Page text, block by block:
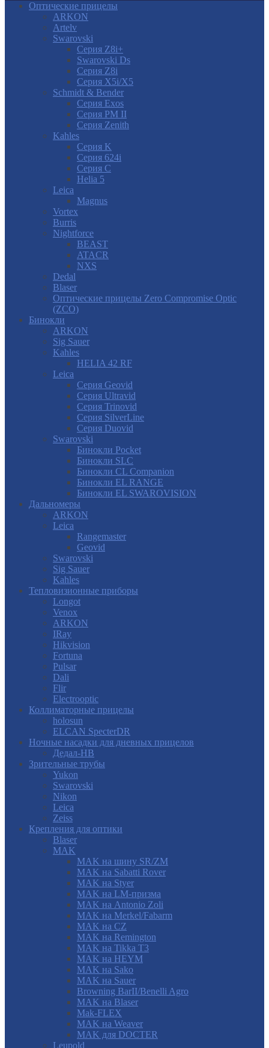
Оптические прицелы
ARKON
Artelv
Swarovski
Серия Z8i+
Swarovski Ds
Серия Z8i
Серия X5i/X5
Schmidt & Bender
Серия Exos
Серия PM II
Cерия Zenith
Kahles
Серия K
Серия 624i
Серия С
Helia 5
Leica
Magnus
Vortex
Burris
Nightforce
BEAST
ATACR
NXS
Dedal
Blaser
Оптические прицелы Zero Compromise Optic
(ZCO)
Бинокли
ARKON
Sig Sauer
Kahles
HELIA 42 RF
Leica
Серия Geovid
Серия Ultravid
Серия Trinovid
Серия SilverLine
Серия Duovid
Swarovski
Бинокли Pocket
Бинокли SLC
Бинокли CL Companion
Бинокли EL RANGE
Бинокли EL SWAROVISION
Дальномеры
ARKON
Leica
Rangemaster
Geovid
Swarovski
Sig Sauer
Kahles
Тепловизионные приборы
Longot
Venox
ARKON
IRay
Hikvision
Fortuna
Pulsar
Dali
Flir
Electrooptic
Коллиматорные прицелы
holosun
ELCAN SpecterDR
Ночные насадки для дневных прицелов
Дедал-НВ
Зрительные трубы
Yukon
Swarovski
Nikon
Leica
Zeiss
Крепления для оптики
Blaser
MAK
MAK на шину SR/ZM
MAK на Sabatti Rover
MAK на Styer
MAK на LM-призма
MAK на Antonio Zoli
MAK на Merkel/Fabarm
MAK на CZ
MAK на Remington
MAK на Tikka T3
MAK на HEYM
MAK на Sako
MAK на Sauer
Browning BarII/Benelli Agro
MAK на Blaser
Mak-FLEX
MAK на Weaver
MAK для DOCTER
Leupold